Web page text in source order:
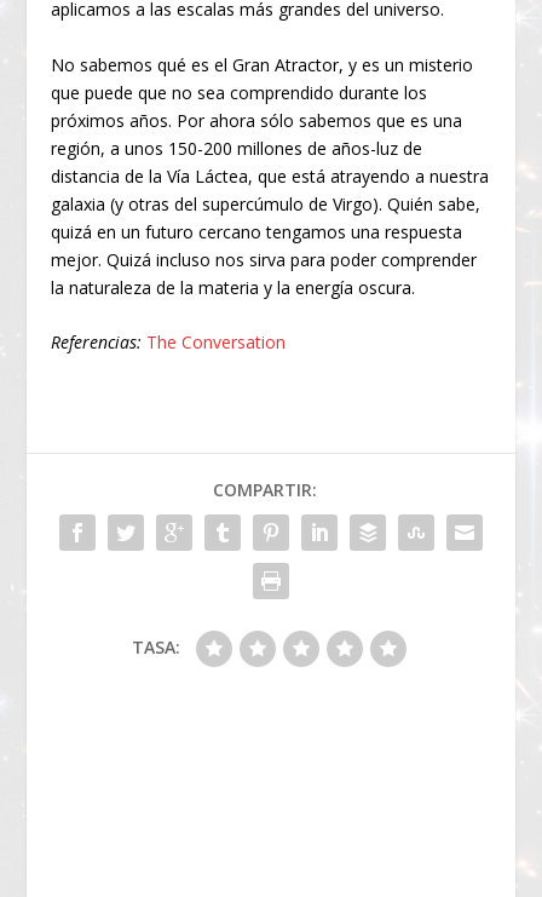
aplicamos a las escalas más grandes del universo.
No sabemos qué es el Gran Atractor, y es un misterio
que puede que no sea comprendido durante los
próximos años. Por ahora sólo sabemos que es una
región, a unos 150-200 millones de años-luz de
distancia de la Vía Láctea, que está atrayendo a nuestra
galaxia (y otras del supercúmulo de Virgo). Quién sabe,
quizá en un futuro cercano tengamos una respuesta
mejor. Quizá incluso nos sirva para poder comprender
la naturaleza de la materia y la energía oscura.
Referencias: The Conversation
COMPARTIR:
TASA: